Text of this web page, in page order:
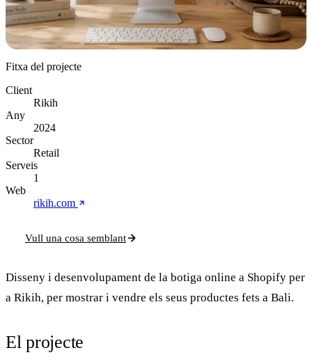
Fitxa del projecte
Client
Rikih
Any
2024
Sector
Retail
Serveis
1
Web
rikih.com
Vull una cosa semblant
Disseny i desenvolupament de la botiga online a Shopify per
a Rikih, per mostrar i vendre els seus productes fets a Bali.
El projecte